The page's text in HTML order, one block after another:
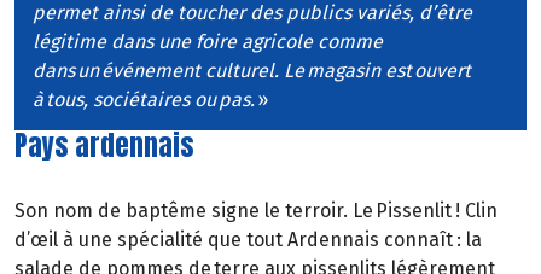
permet ainsi de toucher des publics variés, d’être
légitime dans une foire agricole comme
dans un événement culturel. Le magasin est ouvert
à tous, sociétaires ou pas.»
Pays ardennais
Son nom de baptême signe le terroir. Le Pissenlit ! Clin
d’œil à une spécialité que tout Ardennais connaît : la
salade de pommes de terre aux pissenlits légèrement